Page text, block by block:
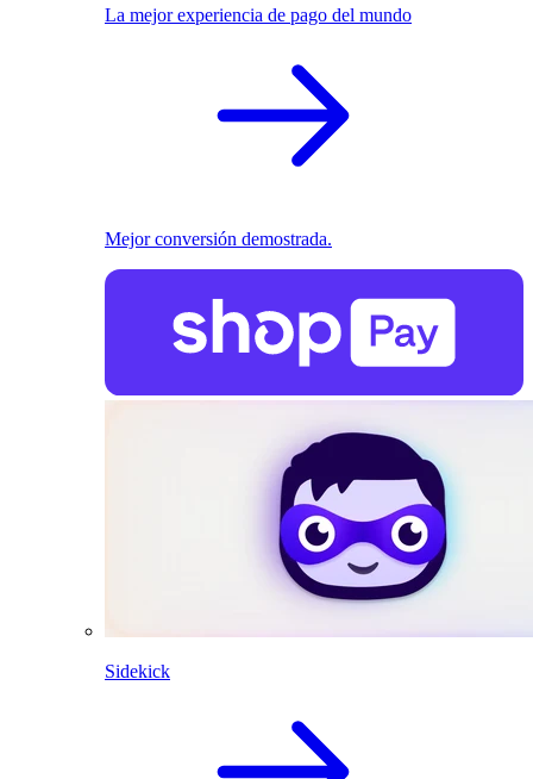
La mejor experiencia de pago del mundo
Mejor conversión demostrada.
Sidekick